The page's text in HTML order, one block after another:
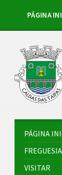
sidebar
sidebar
PÁGINA
PÁGINA
FREGUESIA
VISITAR